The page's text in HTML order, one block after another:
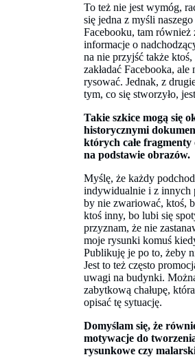
To też nie jest wymóg,
się jedna z myśli
Facebooku, tam również
informacje o
na nie przyjść także
zakładać Facebooka, ale
rysować. Jednak, z
tym, co się stworzyło,
Takie szkice mogą się
historycznymi
których całe fragmenty
na podstawie obrazów.
Myślę, że każdy
indywidualnie i z innych
by nie zwariować, ktoś,
ktoś inny, bo lubi się
przyznam, że nie
moje rysunki komuś
Publikuję je po to, żeby
Jest to też często
uwagi na budynki.
zabytkową chałupę,
opisać tę sytuację.
Domyślam się, że
motywacje do
rysunkowe czy